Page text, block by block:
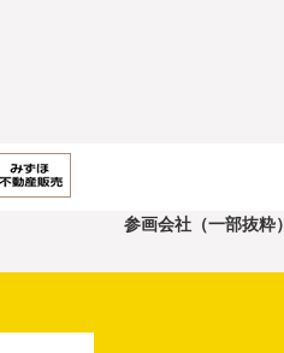
参画会社（一部抜粋）